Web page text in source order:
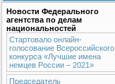
Новости Федерального
агентства по делам
национальностей
Стартовало онлайн-
голосование Всероссийского
конкурса «Лучшие имена
немцев России – 2021»
Председатель